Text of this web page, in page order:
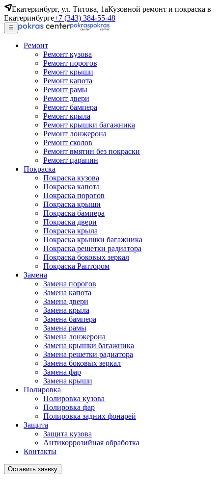
Екатеринбург, ул. Титова, 1аКузовной ремонт и покраска в
Екатеринбурге+7 (343) 384-55-48
Ремонт
Ремонт кузова
Ремонт порогов
Ремонт крыши
Ремонт капота
Ремонт рамы
Ремонт двери
Ремонт бампера
Ремонт крыла
Ремонт крышки багажника
Ремонт лонжерона
Ремонт сколов
Ремонт вмятин без покраски
Ремонт царапин
Покраска
Покраска кузова
Покраска капота
Покраска порогов
Покраска крыши
Покраска бампера
Покраска двери
Покраска крыла
Покраска крышки багажника
Покраска решетки радиатора
Покраска боковых зеркал
Покраска Раптором
Замена
Замена порогов
Замена капота
Замена двери
Замена крыла
Замена бампера
Замена рамы
Замена лонжерона
Замена крышки багажника
Замена решетки радиатора
Замена боковых зеркал
Замена фар
Замена крыши
Полировка
Полировка кузова
Полировка фар
Полировка задних фонарей
Защита
Защита кузова
Антикоррозийная обработка
Контакты
Оставить заявку